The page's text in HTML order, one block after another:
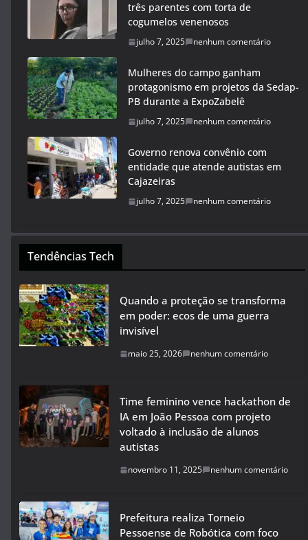
três parentes com torta de
cogumelos venenosos
julho 7, 2025 nenhum comentário
Mulheres do campo ganham
protagonismo em projetos da Sedap-
PB durante a ExpoZabelê
julho 7, 2025 nenhum comentário
Governo renova convênio com
entidade que atende autistas em
Cajazeiras
julho 7, 2025 nenhum comentário
Tendências Tech
Quando a proteção se transforma
em poder: ecos de uma guerra
invisível
maio 25, 2026 nenhum comentário
Time feminino vence hackathon de
IA em João Pessoa com projeto
voltado à inclusão de alunos
autistas
novembro 11, 2025 nenhum comentário
Prefeitura realiza Torneio
Pessoense de Robótica com foco